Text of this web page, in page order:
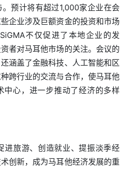
预计将有超过1,000家企业在会
企业涉及巨额资金的投资和市场
不仅促进了本地企业的发
者对马耳他市场的关注。 会议的
涵盖了金融科技、人工智能和区
跨行业的交流与合作，使马耳他
中心，进一步推动了经济的多样
进旅游、创造就业、提振淡季经
创新，成为马耳他经济发展的重